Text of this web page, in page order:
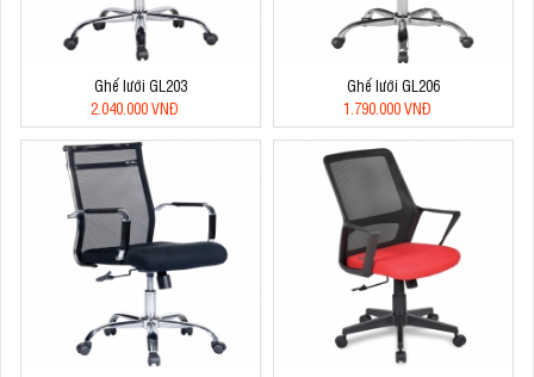
Ghế lưới GL203
2.040.000 VNĐ
Ghế lưới GL206
1.790.000 VNĐ